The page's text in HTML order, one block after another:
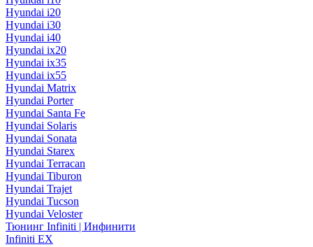
Hyundai i20
Hyundai i30
Hyundai i40
Hyundai ix20
Hyundai ix35
Hyundai ix55
Hyundai Matrix
Hyundai Porter
Hyundai Santa Fe
Hyundai Solaris
Hyundai Sonata
Hyundai Starex
Hyundai Terracan
Hyundai Tiburon
Hyundai Trajet
Hyundai Tucson
Hyundai Veloster
Тюнинг Infiniti | Инфинити
Infiniti EX